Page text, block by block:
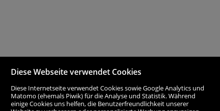
Diese Webseite verwendet Cookies
Diese Internetseite verwendet Cookies sowie Google Analytics und
Matomo (ehemals Piwik) für die Analyse und Statistik. Während
einige Cookies uns helfen, die Benutzerfreundlichkeit unserer